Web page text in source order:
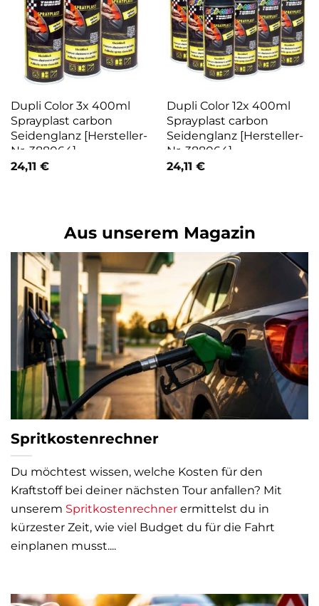
Dupli Color 3x 400ml
Sprayplast carbon
Seidenglanz [Hersteller-
Nr. 388064]
24,11 €
Dupli Color 12x 400ml
Sprayplast carbon
Seidenglanz [Hersteller-
Nr. 388064]
24,11 €
Aus unserem Magazin
Spritkostenrechner
Du möchtest wissen, welche Kosten für den
Kraftstoff bei deiner nächsten Tour anfallen? Mit
unserem Spritkostenrechner ermittelst du in
kürzester Zeit, wie viel Budget du für die Fahrt
einplanen musst....